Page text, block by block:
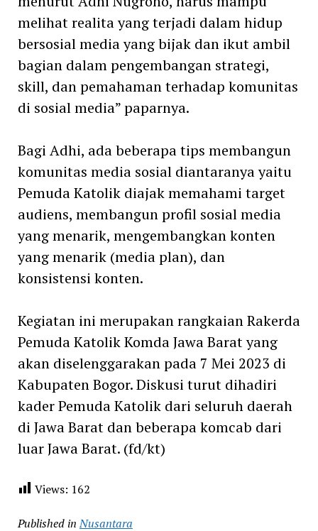
melihat realita yang terjadi dalam hidup
bersosial media yang bijak dan ikut ambil
bagian dalam pengembangan strategi,
skill, dan pemahaman terhadap komunitas
di sosial media” paparnya.
Bagi Adhi, ada beberapa tips membangun
komunitas media sosial diantaranya yaitu
Pemuda Katolik diajak memahami target
audiens, membangun profil sosial media
yang menarik, mengembangkan konten
yang menarik (media plan), dan
konsistensi konten.
Kegiatan ini merupakan rangkaian Rakerda
Pemuda Katolik Komda Jawa Barat yang
akan diselenggarakan pada 7 Mei 2023 di
Kabupaten Bogor. Diskusi turut dihadiri
kader Pemuda Katolik dari seluruh daerah
di Jawa Barat dan beberapa komcab dari
luar Jawa Barat. (fd/kt)
Views: 162
Published in Nusantara